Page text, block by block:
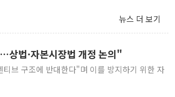
[베트남 증시] 지수 하락 속 'DGC' 임시 주
양주 섬유염색공장서 화재 1명 중상…대응 1
김정관 산업부 장관 "주 52시간 손봐야, 경쟁
뉴스 더 보기
상법·자본시장법 개정 논의"
브 구조에 반대한다"며 이를 방지하기 위한 자